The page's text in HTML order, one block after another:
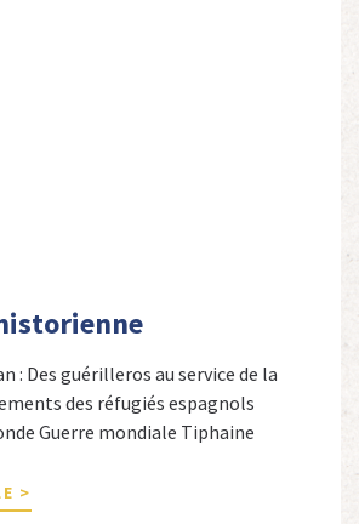
: Des guérilleros au service de la
des réfugiés espagnols
Guerre mondiale Tiphaine
en études hispaniques. Elle
l’histoire contemporaine des
>